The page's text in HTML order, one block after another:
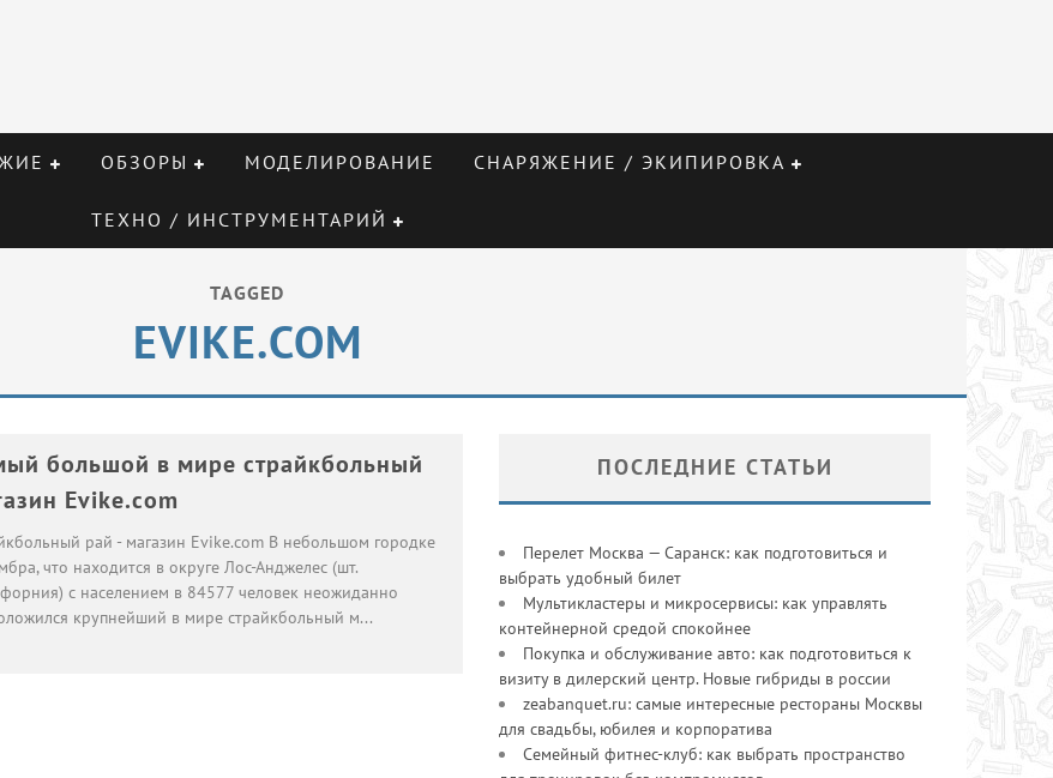
ОБЗОРЫ МОДЕЛИРОВАНИЕ СНАРЯЖЕНИЕ / ЭКИПИРОВКА
ТЕХНО / ИНСТРУМЕНТАРИЙ
TAGGED
EVIKE.COM
большой в мире страйкбольный
Evike.com
рай - магазин Evike.com В небольшом городке
что находится в округе Лос-Анджелес (шт.
с населением в 84577 человек неожиданно
крупнейший в мире страйкбольный м...
ПОСЛЕДНИЕ СТАТЬИ
Перелет Москва — Саранск: как подготовиться и
выбрать удобный билет
Мультикластеры и микросервисы: как управлять
контейнерной средой спокойнее
Покупка и обслуживание авто: как подготовиться к
визиту в дилерский центр. Новые гибриды в россии
zeabanquet.ru: самые интересные рестораны Москвы
для свадьбы, юбилея и корпоратива
Семейный фитнес-клуб: как выбрать пространство